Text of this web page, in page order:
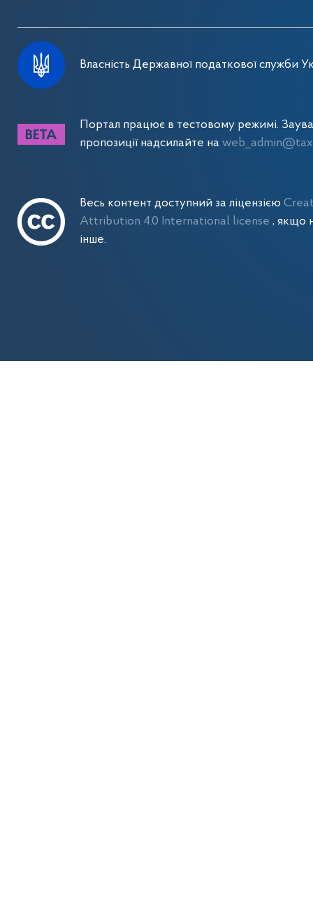
Власність Державної податкової служби
Портал працює в тестовому режимі.
пропозиції надсилайте на
Весь контент доступний за ліцензією
Attribution 4.0 International license, якщо
інше.